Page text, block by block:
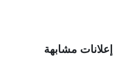
إعلانات مشابهة